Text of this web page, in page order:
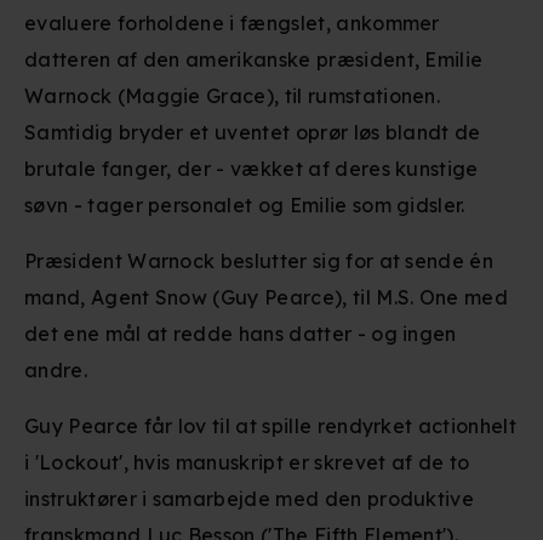
evaluere forholdene i fængslet, ankommer
datteren af den amerikanske præsident, Emilie
Warnock (Maggie Grace), til rumstationen.
Samtidig bryder et uventet oprør løs blandt de
brutale fanger, der - vækket af deres kunstige
søvn - tager personalet og Emilie som gidsler.
Præsident Warnock beslutter sig for at sende én
mand, Agent Snow (Guy Pearce), til M.S. One med
det ene mål at redde hans datter - og ingen
andre.
Guy Pearce får lov til at spille rendyrket actionhelt
i 'Lockout', hvis manuskript er skrevet af de to
instruktører i samarbejde med den produktive
franskmand Luc Besson ('The Fifth Element').